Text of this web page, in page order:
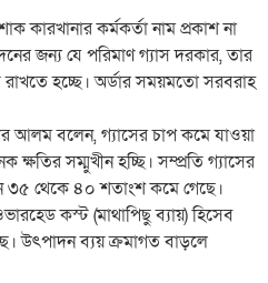
কারখানার কর্মকর্তা নাম প্রকাশ না
জন্য যে পরিমাণ গ্যাস দরকার, তার
রাখতে হচ্ছে। অর্ডার সময়মতো সরবরাহ
আলম বলেন, গ্যাসের চাপ কমে যাওয়া
সম্মুখীন হচ্ছি। সম্প্রতি গ্যাসের
থেকে ৪০ শতাংশ কমে গেছে।
কস্ট (মাথাপিছু ব্যায়) হিসেব
উৎপাদন ব্যয় ক্রমাগত বাড়লে